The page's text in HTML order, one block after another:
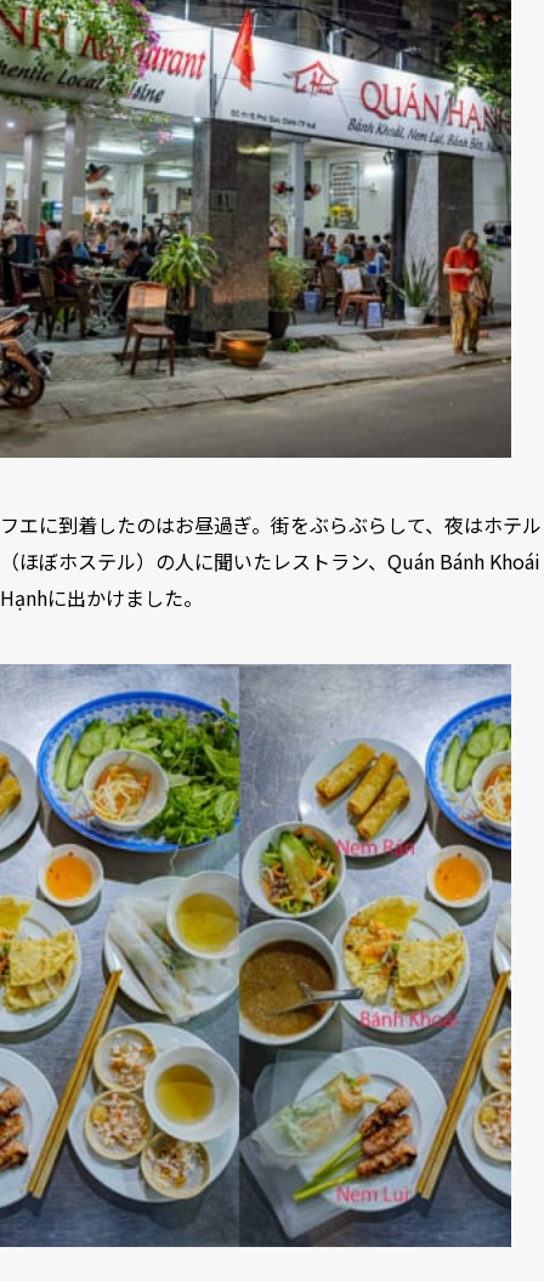
フエに到着したのはお昼過ぎ。街をぶらぶらして、夜はホテル
（ほぼホステル）の人に聞いたレストラン、Quán Bánh Khoái
Hạnhに出かけました。